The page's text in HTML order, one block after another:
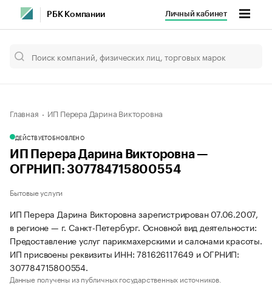
РБК Компании Личный кабинет
Главная ИП Перера Дарина Викторовна
ДЕЙСТВУЕТОБНОВЛЕНО
ИП Перера Дарина Викторовна —
ОГРНИП: 307784715800554
Бытовые услуги
ИП Перера Дарина Викторовна зарегистрирован 07.06.2007,
в регионе — г. Санкт-Петербург. Основной вид деятельности:
Предоставление услуг парикмахерскими и салонами красоты.
ИП присвоены реквизиты ИНН: 781626117649 и ОГРНИП:
307784715800554.
Данные получены из публичных государственных источников.